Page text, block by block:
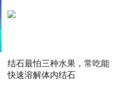
结石最怕三种水果，常吃能
快速溶解体内结石